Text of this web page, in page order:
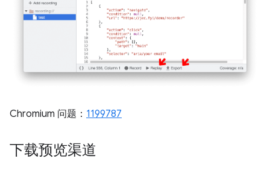
Chromium 问题： 1199787
下载预览渠道